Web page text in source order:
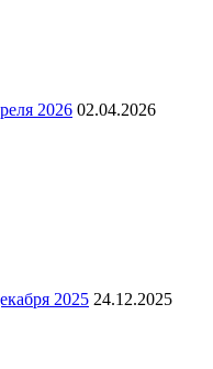
2026 02.04.2026
2025 24.12.2025